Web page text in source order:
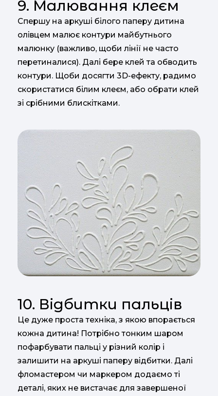
9. Малювання клеєм
Спершу на аркуші білого паперу дитина
олівцем малює контури майбутнього
малюнку (важливо, щоби лінії не часто
перетиналися). Далі бере клей та обводить
контури. Щоби досягти 3D-ефекту, радимо
скористатися білим клеєм, або обрати клей
зі срібними блискітками.
10. Відбитки пальців
Це дуже проста техніка, з якою впорається
кожна дитина! Потрібно тонким шаром
пофарбувати пальці у різний колір і
залишити на аркуші паперу відбитки. Далі
фломастером чи маркером додаємо ті
деталі, яких не вистачає для завершеної